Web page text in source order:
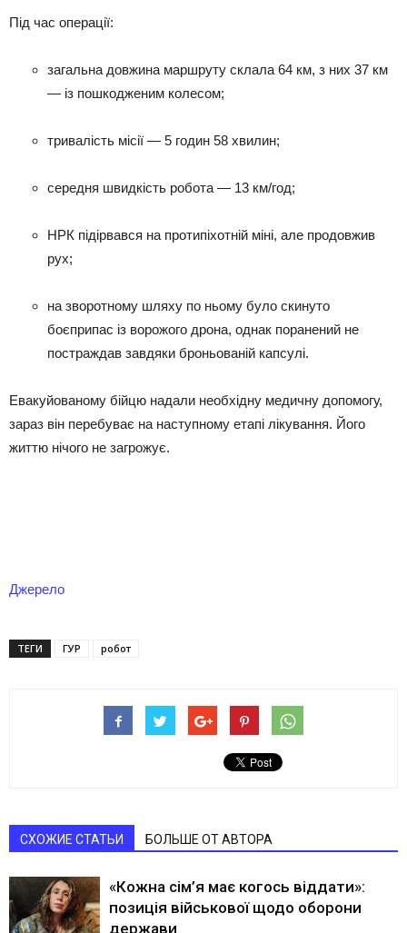
Під час операції:
загальна довжина маршруту склала 64 км, з них 37 км
— із пошкодженим колесом;
тривалість місії — 5 годин 58 хвилин;
середня швидкість робота — 13 км/год;
НРК підірвався на протипіхотній міні, але продовжив
рух;
на зворотному шляху по ньому було скинуто
боєприпас із ворожого дрона, однак поранений не
постраждав завдяки броньованій капсулі.
Евакуйованому бійцю надали необхідну медичну допомогу,
зараз він перебуває на наступному етапі лікування. Його
життю нічого не загрожує.
Джерело
ТЕГИ ГУР робот
СХОЖИЕ СТАТЬИ БОЛЬШЕ ОТ АВТОРА
«Кожна сім’я має когось віддати»:
позиція військової щодо оборони
держави